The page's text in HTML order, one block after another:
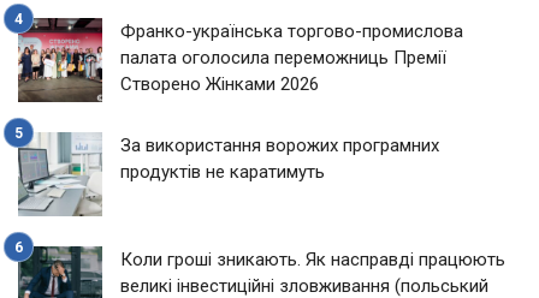
Франко-українська торгово-промислова
палата оголосила переможниць Премії
Створено Жінками 2026
За використання ворожих програмних
продуктів не каратимуть
Коли гроші зникають. Як насправді працюють
великі інвестиційні зловживання (польський